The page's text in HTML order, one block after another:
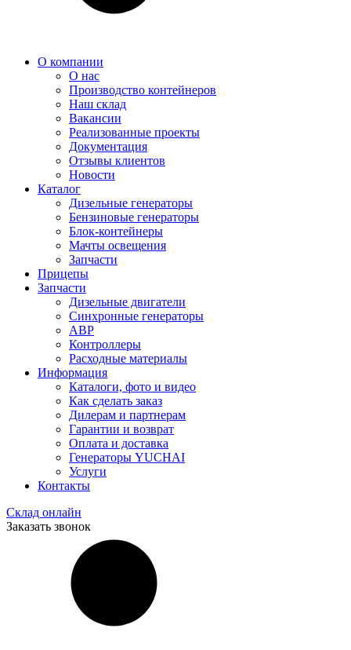
О компании
О нас
Производство контейнеров
Наш склад
Вакансии
Реализованные проекты
Документация
Отзывы клиентов
Новости
Каталог
Дизельные генераторы
Бензиновые генераторы
Блок-контейнеры
Мачты освещения
Запчасти
Прицепы
Запчасти
Дизельные двигатели
Синхронные генераторы
АВР
Контроллеры
Расходные материалы
Информация
Каталоги, фото и видео
Как сделать заказ
Дилерам и партнерам
Гарантии и возврат
Оплата и доставка
Генераторы YUCHAI
Услуги
Контакты
Склад онлайн
Заказать звонок